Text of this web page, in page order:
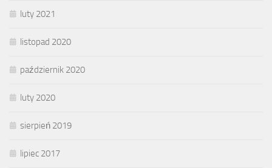
luty 2021
listopad 2020
październik 2020
luty 2020
sierpień 2019
lipiec 2017